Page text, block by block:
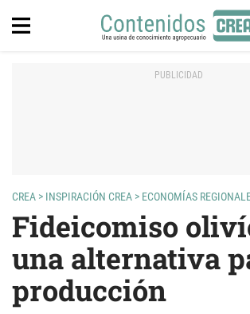
CREA > INSPIRACIÓN CREA > ECONOMÍAS
Fideicomiso
una alternativa
producción